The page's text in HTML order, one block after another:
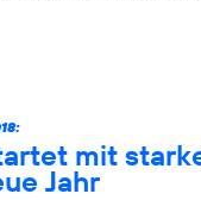
mit
Jahr